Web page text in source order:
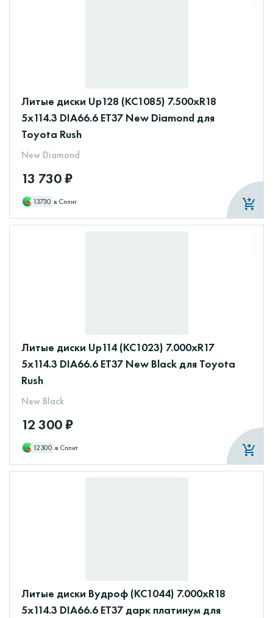
Литые диски Up128 (КС1085) 7.500xR18
5x114.3 DIA66.6 ET37 New Diamond для
Toyota Rush
New Diamond
13 730 ₽
13730 в Сплит
Литые диски Up114 (КС1023) 7.000xR17
5x114.3 DIA66.6 ET37 New Black для Toyota
Rush
New Black
12 300 ₽
12300 в Сплит
Литые диски Вудроф (КС1044) 7.000xR18
5x114.3 DIA66.6 ET37 дарк платинум для